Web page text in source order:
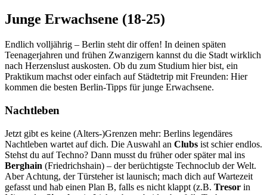
Junge Erwachsene (18-25)
Endlich volljährig – Berlin steht dir offen! In deinen späten
Teenagerjahren und frühen Zwanzigern kannst du die Stadt wirklich
nach Herzenslust auskosten. Ob du zum Studium hier bist, ein
Praktikum machst oder einfach auf Städtetrip mit Freunden: Hier
kommen die besten Berlin-Tipps für junge Erwachsene.
Nachtleben
Jetzt gibt es keine (Alters-)Grenzen mehr: Berlins legendäres
Nachtleben wartet auf dich. Die Auswahl an Clubs ist schier endlos.
Stehst du auf Techno? Dann musst du früher oder später mal ins
Berghain (Friedrichshain) – der berüchtigste Technoclub der Welt.
Aber Achtung, der Türsteher ist launisch; mach dich auf Wartezeit
gefasst und hab einen Plan B, falls es nicht klappt (z.B. Tresor in